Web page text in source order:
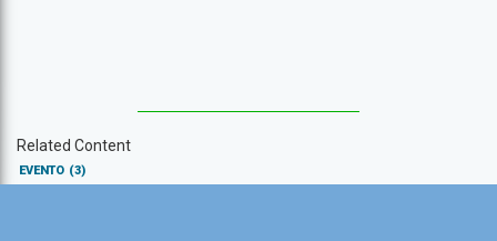
Related Content
EVENTO (3)